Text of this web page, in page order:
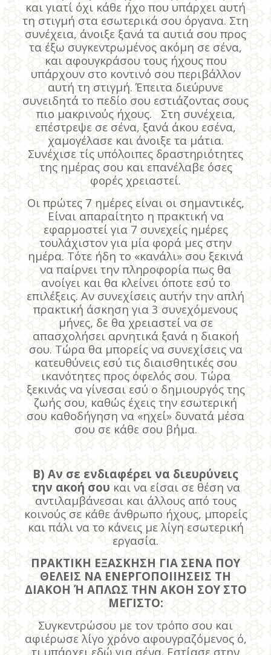
και γιατί όχι κάθε ήχο που υπάρχει αυτή
τη στιγμή στα εσωτερικά σου όργανα. Στη
συνέχεια, άνοιξε ξανά τα αυτιά σου προς
τα έξω συγκεντρωμένος ακόμη σε σένα,
και αφουγκράσου τους ήχους που
υπάρχουν στο κοντινό σου περιβάλλον
αυτή τη στιγμή. Έπειτα διεύρυνε
συνειδητά το πεδίο σου εστιάζοντας σους
πιο μακρινούς ήχους. Στη συνέχεια,
επέστρεψε σε σένα, ξανά άκου εσένα,
χαμογέλασε και άνοιξε τα μάτια.
Συνέχισε τίς υπόλοιπες δραστηριότητες
της ημέρας σου και επανέλαβε όσες
φορές χρειαστεί.
Οι πρώτες 7 ημέρες είναι οι σημαντικές,
Είναι απαραίτητο η πρακτική να
εφαρμοστεί για 7 συνεχείς ημέρες
τουλάχιστον για μία φορά μες στην
ημέρα. Τότε ήδη το «κανάλι» σου ξεκινά
να παίρνει την πληροφορία πως θα
ανοίγει και θα κλείνει όποτε εσύ το
επιλέξεις. Αν συνεχίσεις αυτήν την απλή
πρακτική άσκηση για 3 συνεχόμενους
μήνες, δε θα χρειαστεί να σε
απασχολήσει αρνητικά ξανά η διακοή
σου. Τώρα θα μπορείς να συνεχίσεις να
κατευθύνεις εσύ τις διαισθητικές σου
ικανότητες προς όφελός σου. Τώρα
ξεκινάς να γίνεσαι εσύ ο δημιουργός της
ζωής σου, καθώς έχεις την εσωτερική
σου καθοδήγηση να «ηχεί» δυνατά μέσα
σου σε κάθε σου βήμα.
Β) Αν σε ενδιαφέρει να διευρύνεις
την ακοή σου και να είσαι σε θέση να
αντιλαμβάνεσαι και άλλους από τους
κοινούς σε κάθε άνθρωπο ήχους, μπορείς
και πάλι να το κάνεις με λίγη εσωτερική
εργασία.
ΠΡΑΚΤΙΚΗ ΕΞΑΣΚΗΣΗ ΓΙΑ ΣΕΝΑ ΠΟΥ
ΘΕΛΕΙΣ ΝΑ ΕΝΕΡΓΟΠΟΙΙΗΣΕΙΣ ΤΗ
ΔΙΑΚΟΗ Ή ΑΠΛΩΣ ΤΗΝ ΑΚΟΗ ΣΟΥ ΣΤΟ
ΜΕΓΙΣΤΟ:
Συγκεντρώσου με τον τρόπο σου και
αφιέρωσε λίγο χρόνο αφουγραζόμενος ό,
τι υπάρχει εδώ για σένα. Εστίασε στην